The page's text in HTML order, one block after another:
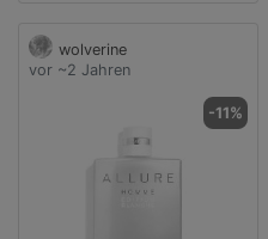
wolverine
vor ~2 Jahren
-11%